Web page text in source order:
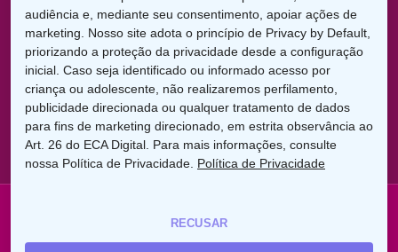
CRO/PR: 21826
LGPD:
Encarregado de Proteção de Dados
Cláudio C. Braga
dpo@uniodontolondrina.coop.br
© 2026 Uniodonto Londrina. Rua Paes Leme, 956 - Jd.
audiência e, mediante seu consentimento, apoiar ações de
marketing. Nosso site adota o princípio de Privacy by Default,
priorizando a proteção da privacidade desde a configuração
inicial. Caso seja identificado ou informado acesso por
criança ou adolescente, não realizaremos perfilamento,
publicidade direcionada ou qualquer tratamento de dados
para fins de marketing direcionado, em estrita observância ao
Art. 26 do ECA Digital. Para mais informações, consulte
nossa Política de Privacidade. Política de Privacidade
RECUSAR